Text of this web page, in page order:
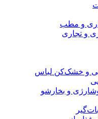
و مطب
و تجاری
و خشک‌کن لباس
و بخارشو